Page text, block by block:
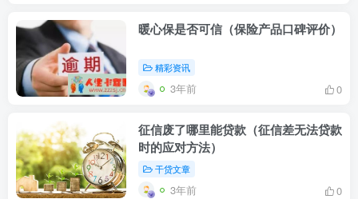
暖心保是否可信（保险产品口碑评价）
精彩资讯
3年前 0
征信废了哪里能贷款（征信差无法贷款
时的应对方法）
干贷文章
3年前 0